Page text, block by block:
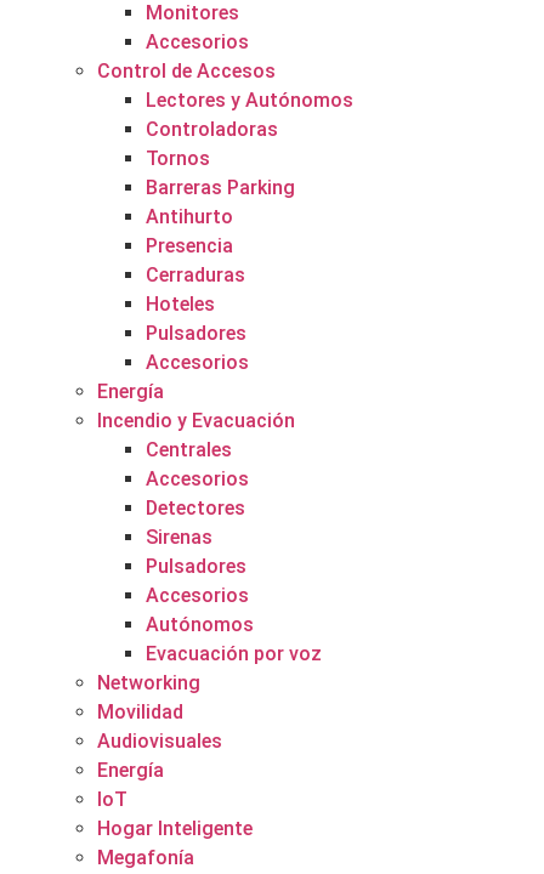
Monitores
Accesorios
Control de Accesos
Lectores y Autónomos
Controladoras
Tornos
Barreras Parking
Antihurto
Presencia
Cerraduras
Hoteles
Pulsadores
Accesorios
Energía
Incendio y Evacuación
Centrales
Accesorios
Detectores
Sirenas
Pulsadores
Accesorios
Autónomos
Evacuación por voz
Networking
Movilidad
Audiovisuales
Energía
IoT
Hogar Inteligente
Megafonía